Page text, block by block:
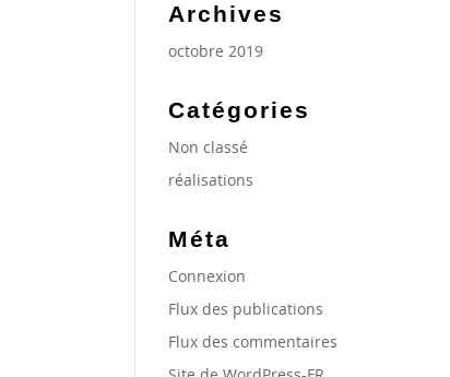
Archives
octobre 2019
Catégories
Non classé
réalisations
Méta
Connexion
Flux des publications
Flux des commentaires